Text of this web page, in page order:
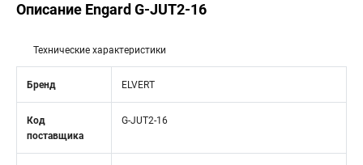
Описание Engard G-JUT2-16
Технические характеристики
Бренд ELVERT
Код
поставщика
G-JUT2-16